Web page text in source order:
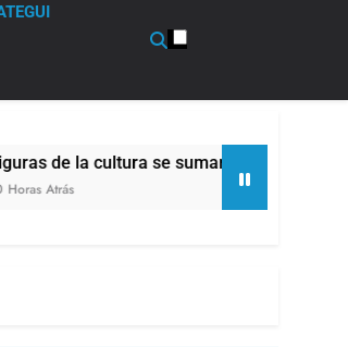
de la cultura se sumaron a la marcha